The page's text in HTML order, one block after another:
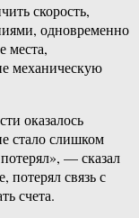
скорость,
одновременно
места,
механическую
оказалось
стало слишком
— сказал
потерял связь с
счета.